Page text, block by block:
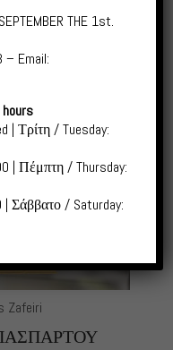
Zafeiri
THE 1st.
– Email:
hours
| Τρίτη / Tuesday:
| Πέμπτη / Thursday:
Σάββατο / Saturday: